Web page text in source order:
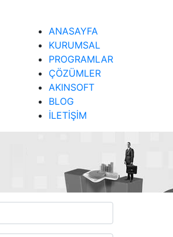
ANASAYFA
KURUMSAL
PROGRAMLAR
ÇÖZÜMLER
AKINSOFT
BLOG
İLETİŞİM